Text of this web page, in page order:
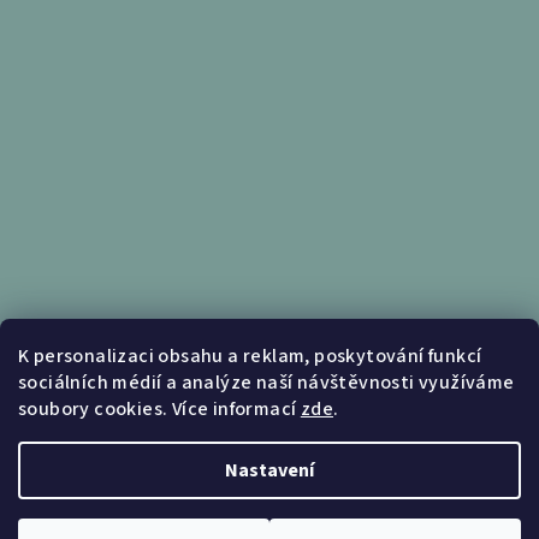
K personalizaci obsahu a reklam, poskytování funkcí
sociálních médií a analýze naší návštěvnosti využíváme
soubory cookies. Více informacízde.
Nastavení
Informace pro vás
Obchodní podmínky
Upravit nastavení cookies